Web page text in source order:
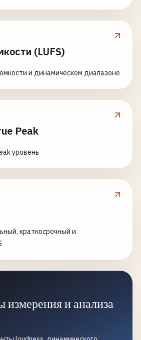
(LUFS)
и динамическом диапазоне
Peak
уровень
краткосрочный и
измерения и анализа